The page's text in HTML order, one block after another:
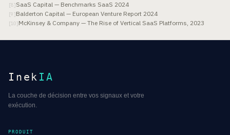
[8]SaaS Capital — Benchmarks SaaS 2024
[9 ]Balderton Capital — European Venture Report 2024
[10]McKinsey & Company — The Rise of Vertical SaaS Platforms, 2023
Inek IA
La couche de décision entre vos signaux et votre
exécution.
PRODUIT